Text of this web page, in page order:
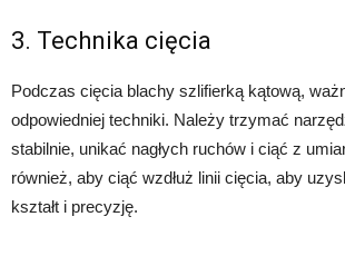
3. Technika cięcia
Podczas cięcia blachy szlifierką kątową,
odpowiedniej techniki. Należy trzymać
stabilnie, unikać nagłych ruchów i ciąć z
również, aby ciąć wzdłuż linii cięcia, aby
kształt i precyzję.